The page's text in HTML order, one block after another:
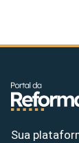
Sua